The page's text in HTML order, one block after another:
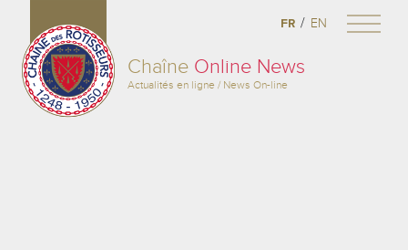
Chaîne Online News
Actualités en ligne / News On-line
FR / EN